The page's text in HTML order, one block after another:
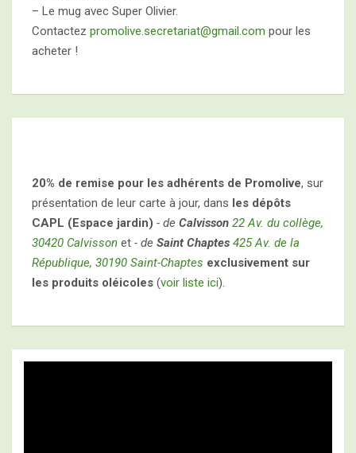
– Le mug avec Super Olivier.
Contactez promolive.secretariat@gmail.com pour les
acheter !
20% de remise pour les adhérents de Promolive, sur
présentation de leur carte à jour, dans les dépôts
CAPL (Espace jardin) - de Calvisson 22 Av. du collège,
30420 Calvisson et - de Saint Chaptes 425 Av. de la
République, 30190 Saint-Chaptes exclusivement sur
les produits oléicoles (voir liste ici).